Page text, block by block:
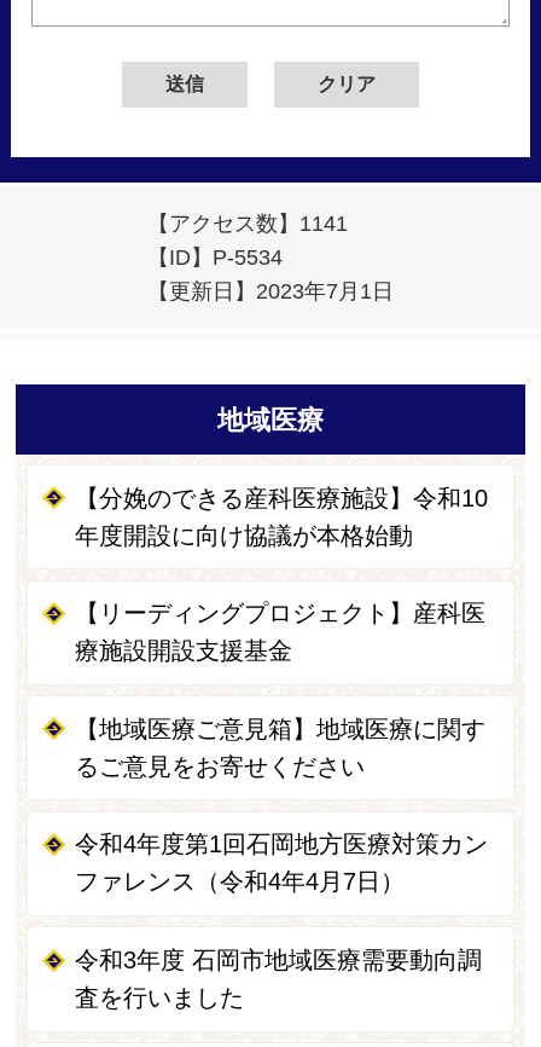
【アクセス数】 1141
【ID】 P-5534
【更新日】 2023年7月1日
地域医療
【分娩のできる産科医療施設】令和10
年度開設に向け協議が本格始動
【リーディングプロジェクト】産科医
療施設開設支援基金
【地域医療ご意見箱】地域医療に関す
るご意見をお寄せください
令和4年度第1回石岡地方医療対策カン
ファレンス（令和4年4月7日）
令和3年度 石岡市地域医療需要動向調
査を行いました